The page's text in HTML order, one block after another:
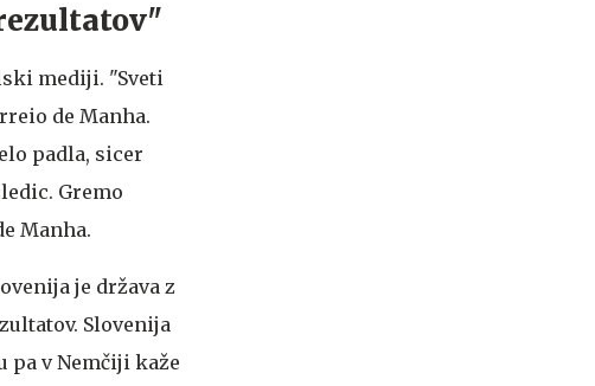
mediji. "Sveti
de Manha.
padla, sicer
Gremo
Manha.
je država z
Slovenija
pa v Nemčiji kaže